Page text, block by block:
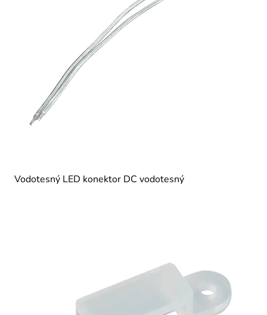
Vodotesný LED konektor DC vodotesný